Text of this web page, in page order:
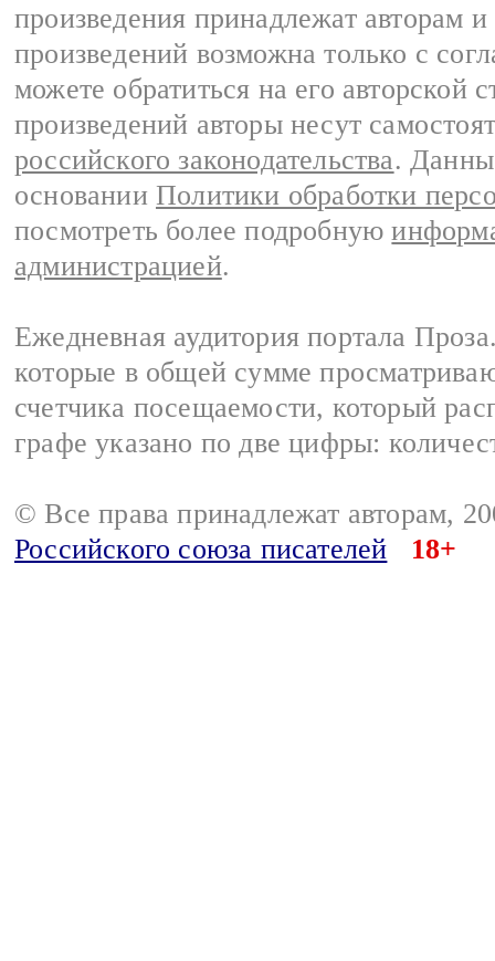
произведения принадлежат авторам
произведений возможна только с
можете обратиться на его авторской
произведений авторы несут
российского законодательства.
основании Политики обработки
посмотреть более подробную
администрацией.
Ежедневная аудитория портала
которые в общей сумме
счетчика посещаемости, который
графе указано по две цифры:
© Все права принадлежат авторам,
Российского союза писателей
18+